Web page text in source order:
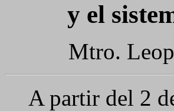
y el
Mtro.
A partir del 2